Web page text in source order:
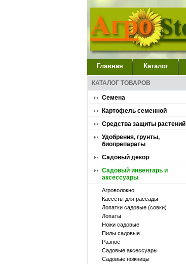
Главная Каталог
КАТАЛОГ ТОВАРОВ
Семена
Картофель семенной
Средства защиты растений
Удобрения, грунты,
биопрепараты
Садовый декор
Садовый инвентарь и
аксессуары
Агроволокно
Кассеты для рассады
Лопатки садовые (совки)
Лопаты
Ножи садовые
Пилы садовые
Разное
Садовые аксессуары
Садовые ножницы